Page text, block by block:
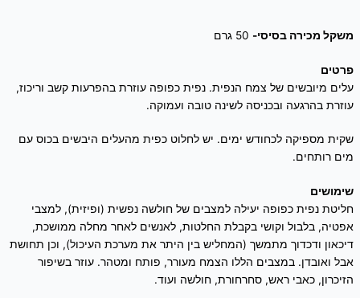
משקל מכירה בסיסי-
פרטים
עלים מיובשים של צמח הנפית. נפית כפופה עוזרת בהפרעות קשב וריכוז,
עוזרת בהרגעה ובכניסה לשינה טובה ועמוקה.
שקית מספיקה לכחודש ימים. יש לחלוט כפית מהעלים היבשים בכוס עם
מים רותחים.
שימושים
חליטת נפית כפופה יעילה למצבים של חולשה נפשית (ופיזית), למצבי
אפטיה, בלבול וקושי בקבלת החלטות, לאנשים לאחר מחלה ממושכת,
דיכאון ודכדוך מתמשך (המחליש בין היתר את מערכת העיכול), וכן תחושת
אבל ואובדן. במצבים הללו הצמח מעורר, פותח ומטהר. עוזר בשיפור
הזיכרון, כאבי ראש, סחרחורת, חולשה ועוד.